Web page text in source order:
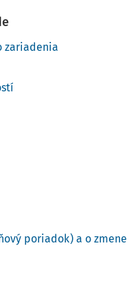
zariadenia
poriadok) a o zmene